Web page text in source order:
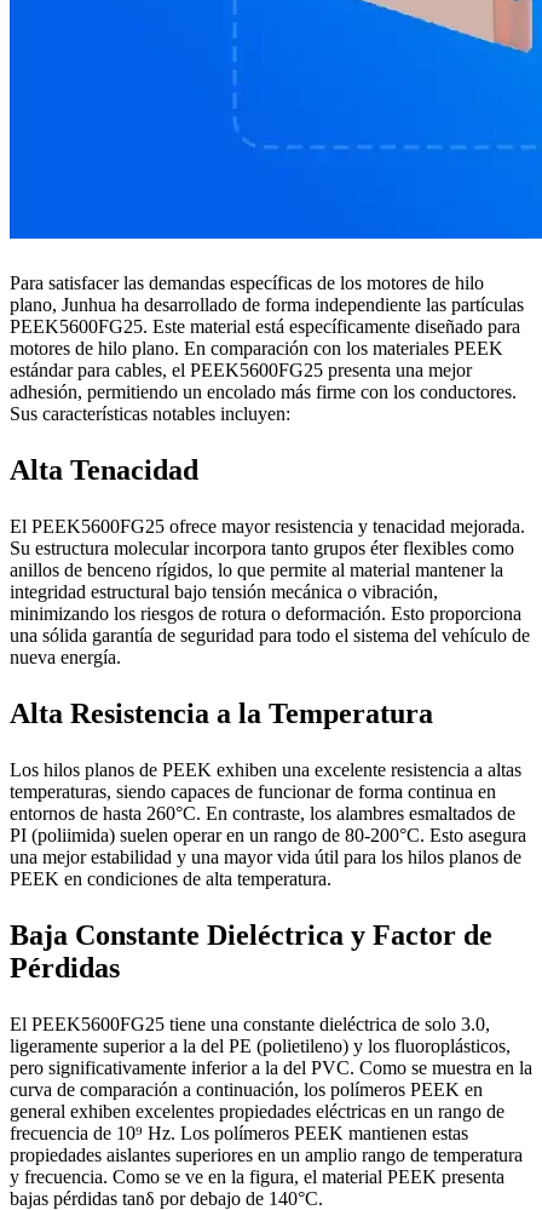
Para satisfacer las demandas específicas de los motores de hilo
plano, Junhua ha desarrollado de forma independiente las partículas
PEEK5600FG25. Este material está específicamente diseñado para
motores de hilo plano. En comparación con los materiales PEEK
estándar para cables, el PEEK5600FG25 presenta una mejor
adhesión, permitiendo un encolado más firme con los conductores.
Sus características notables incluyen:
Alta Tenacidad
El PEEK5600FG25 ofrece mayor resistencia y tenacidad mejorada.
Su estructura molecular incorpora tanto grupos éter flexibles como
anillos de benceno rígidos, lo que permite al material mantener la
integridad estructural bajo tensión mecánica o vibración,
minimizando los riesgos de rotura o deformación. Esto proporciona
una sólida garantía de seguridad para todo el sistema del vehículo de
nueva energía.
Alta Resistencia a la Temperatura
Los hilos planos de PEEK exhiben una excelente resistencia a altas
temperaturas, siendo capaces de funcionar de forma continua en
entornos de hasta 260°C. En contraste, los alambres esmaltados de
PI (poliimida) suelen operar en un rango de 80-200°C. Esto asegura
una mejor estabilidad y una mayor vida útil para los hilos planos de
PEEK en condiciones de alta temperatura.
Baja Constante Dieléctrica y Factor de
Pérdidas
El PEEK5600FG25 tiene una constante dieléctrica de solo 3.0,
ligeramente superior a la del PE (polietileno) y los fluoroplásticos,
pero significativamente inferior a la del PVC. Como se muestra en la
curva de comparación a continuación, los polímeros PEEK en
general exhiben excelentes propiedades eléctricas en un rango de
frecuencia de 10⁹ Hz. Los polímeros PEEK mantienen estas
propiedades aislantes superiores en un amplio rango de temperatura
y frecuencia. Como se ve en la figura, el material PEEK presenta
bajas pérdidas tanδ por debajo de 140°C.